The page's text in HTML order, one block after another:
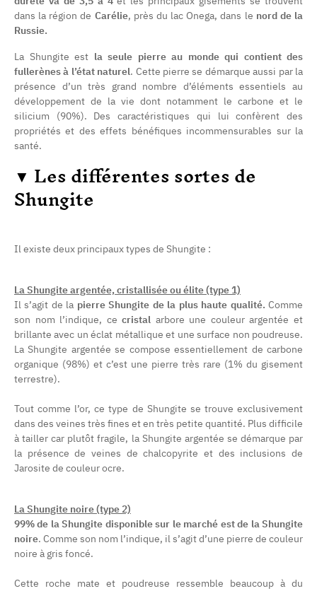
(4 avis)
dans la région de Carélie, près du lac Onega, dans le nord de la
Russie.
La Shungite est la seule pierre au monde qui contient des
fullerènes à l’état naturel. Cette pierre se démarque aussi par la
présence d’un très grand nombre d’éléments essentiels au
développement de la vie dont notamment le carbone et le
silicium (90%). Des caractéristiques qui lui confèrent des
propriétés et des effets bénéfiques incommensurables sur la
santé.
▼Les différentes sortes de
Shungite
Il existe deux principaux types de Shungite :
La Shungite argentée, cristallisée ou élite (type 1)
Il s’agit de la pierre Shungite de la plus haute qualité. Comme
son nom l’indique, cecristal arbore une couleur argentée et
brillante avec un éclat métallique et une surface non poudreuse.
La Shungite argentée se compose essentiellement de carbone
organique (98%) et c’est une pierre très rare (1% du gisement
terrestre).
Tout comme l’or, ce type de Shungite se trouve exclusivement
dans des veines très fines et en très petite quantité. Plus difficile
à tailler car plutôt fragile, la Shungite argentée se démarque par
la présence de veines de chalcopyrite et des inclusions de
Jarosite de couleur ocre.
La Shungite noire (type 2)
99% de la Shungite disponible sur le marché est de la Shungite
noire. Comme son nom l’indique, il s’agit d’une pierre de couleur
noire à gris foncé.
Cette roche mate et poudreuse ressemble beaucoup à du